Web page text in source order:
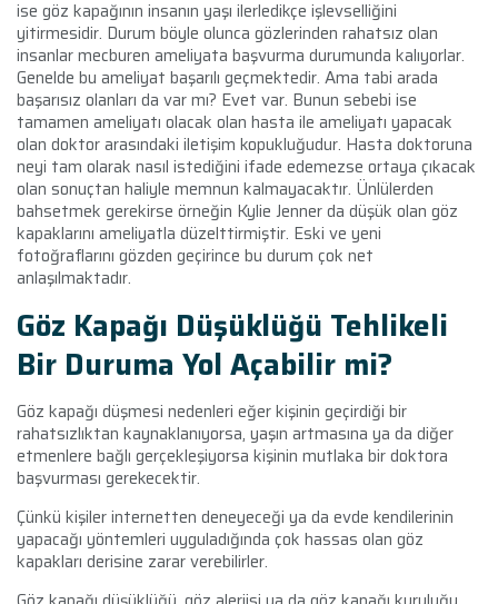
ise göz kapağının insanın yaşı ilerledikçe işlevselliğini
yitirmesidir. Durum böyle olunca gözlerinden rahatsız olan
insanlar mecburen ameliyata başvurma durumunda kalıyorlar.
Genelde bu ameliyat başarılı geçmektedir. Ama tabi arada
başarısız olanları da var mı? Evet var. Bunun sebebi ise
tamamen ameliyatı olacak olan hasta ile ameliyatı yapacak
olan doktor arasındaki iletişim kopukluğudur. Hasta doktoruna
neyi tam olarak nasıl istediğini ifade edemezse ortaya çıkacak
olan sonuçtan haliyle memnun kalmayacaktır. Ünlülerden
bahsetmek gerekirse örneğin Kylie Jenner da düşük olan göz
kapaklarını ameliyatla düzelttirmiştir. Eski ve yeni
fotoğraflarını gözden geçirince bu durum çok net
anlaşılmaktadır.
Göz Kapağı Düşüklüğü Tehlikeli
Bir Duruma Yol Açabilir mi?
Göz kapağı düşmesi nedenleri eğer kişinin geçirdiği bir
rahatsızlıktan kaynaklanıyorsa, yaşın artmasına ya da diğer
etmenlere bağlı gerçekleşiyorsa kişinin mutlaka bir doktora
başvurması gerekecektir.
Çünkü kişiler internetten deneyeceği ya da evde kendilerinin
yapacağı yöntemleri uyguladığında çok hassas olan göz
kapakları derisine zarar verebilirler.